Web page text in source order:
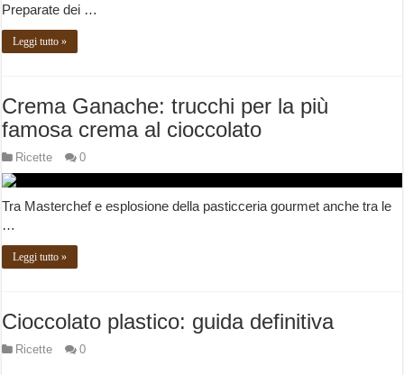
Preparate dei …
Leggi tutto »
Crema Ganache: trucchi per la più
famosa crema al cioccolato
Ricette 0
Tra Masterchef e esplosione della pasticceria gourmet anche tra le
…
Leggi tutto »
Cioccolato plastico: guida definitiva
Ricette 0